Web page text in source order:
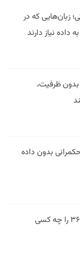
زبان‌هایی که در
نیاز دارند
ظرفیت،
بدون داده
فیلتر در وقت اضافه؛ فوتبال ۳۶۰ را چه کسی